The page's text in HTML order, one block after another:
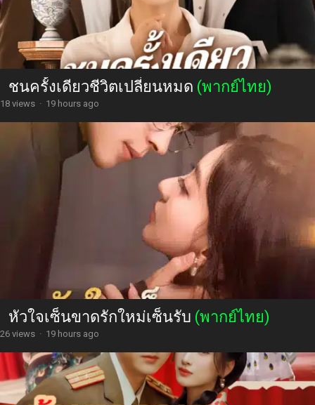
ชนครั้งเดียวชีวิตเปลี่ยนหมด (พากย์ไทย)
18 views · 19 hours ago
หัวใจเซ็นขาดรักใหม่เซ็นรับ (พากย์ไทย)
26 views · 19 hours ago